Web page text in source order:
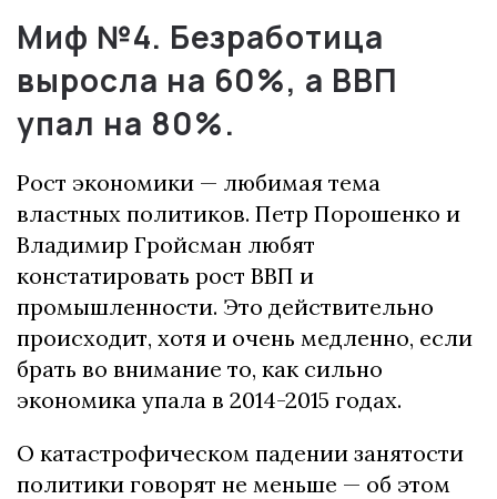
Миф №4. Безработица
выросла на 60%, а ВВП
упал на 80%.
Рост экономики — любимая тема
властных политиков. Петр Порошенко и
Владимир Гройсман любят
констатировать рост ВВП и
промышленности. Это действительно
происходит, хотя и очень медленно, если
брать во внимание то, как сильно
экономика упала в 2014-2015 годах.
О катастрофическом падении занятости
политики говорят не меньше — об этом